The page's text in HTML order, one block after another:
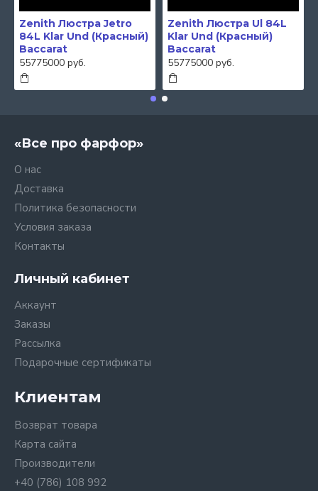
Zenith Люстра Jetro
84L Klar Und (Красный)
Baccarat
55775000 руб.
Zenith Люстра Ul 84L
Klar Und (Красный)
Baccarat
55775000 руб.
«Все про фарфор»
О нас
Доставка
Политика безопасности
Условия заказа
Контакты
Личный кабинет
Аккаунт
Заказы
Рассылка
Подарочные сертификаты
Клиентам
Возврат товара
Карта сайта
Производители
+40 (786) 108 992